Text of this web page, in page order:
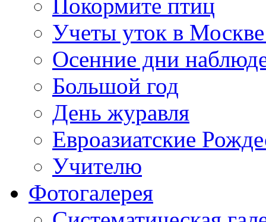
Покормите птиц
Учеты уток в
Осенние дни
Большой год
День журавля
Евроазиатские
Учителю
Фотогалерея